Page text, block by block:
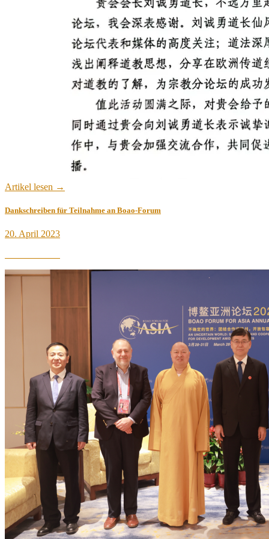
Artikel lesen →
Dankschreiben für Teilnahme an Boao-Forum
Veröffentlicht
20. April 2023